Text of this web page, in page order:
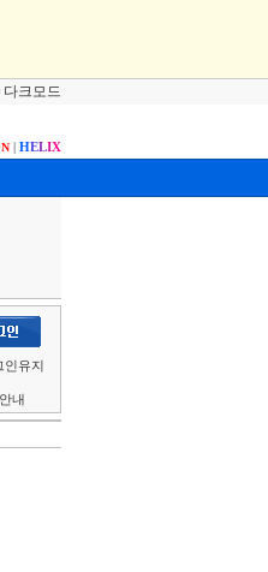
다크모드
N | HELIX
인유지
내